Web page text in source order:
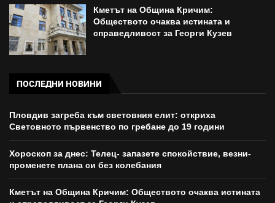
Кметът на Община Кричим:
Обществото очаква истината и
справедливост за Георги Кузев
ПОСЛЕДНИ НОВИНИ
Пловдив загреба към световния елит: откриха
Световното първенство по гребане до 19 години
Хороскоп за днес: Телец- запазете спокойствие, везни-
променете плана си без колебания
Кметът на Община Кричим: Обществото очаква истината